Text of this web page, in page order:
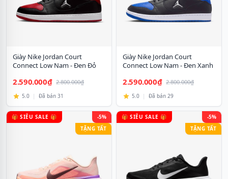
Giày Nike Jordan Court
Connect Low Nam - Đen Đỏ
2.590.000₫ 2.800.000₫
5.0 | Đã bán 31
Giày Nike Jordan Court
Connect Low Nam - Đen Xanh
2.590.000₫ 2.800.000₫
5.0 | Đã bán 29
🎁 SIÊU SALE 🎁
-5%
TẶNG TẤT
🎁 SIÊU SALE 🎁
-5%
TẶNG TẤT